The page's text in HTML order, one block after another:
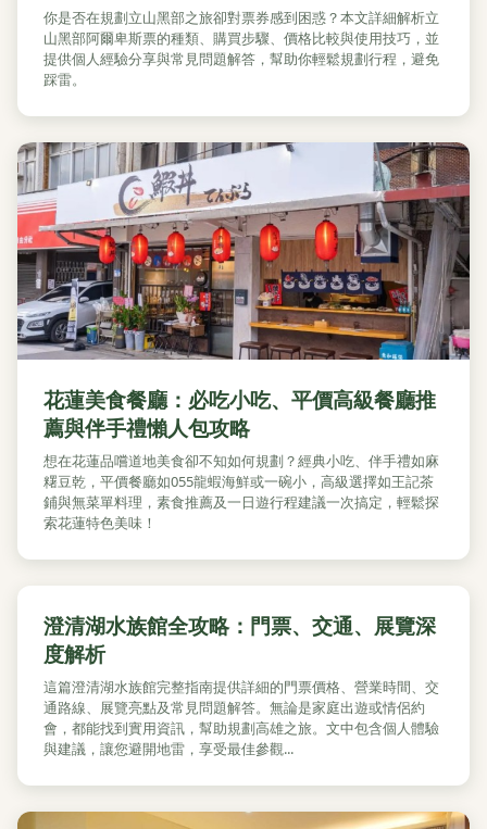
你是否在規劃立山黑部之旅卻對票券感到困惑？本文詳細解析立
山黑部阿爾卑斯票的種類、購買步驟、價格比較與使用技巧，並
提供個人經驗分享與常見問題解答，幫助你輕鬆規劃行程，避免
踩雷。
花蓮美食餐廳：必吃小吃、平價高級餐廳推
薦與伴手禮懶人包攻略
想在花蓮品嚐道地美食卻不知如何規劃？經典小吃、伴手禮如麻
糬豆乾，平價餐廳如055龍蝦海鮮或一碗小，高級選擇如王記茶
鋪與無菜單料理，素食推薦及一日遊行程建議一次搞定，輕鬆探
索花蓮特色美味！
澄清湖水族館全攻略：門票、交通、展覽深
度解析
這篇澄清湖水族館完整指南提供詳細的門票價格、營業時間、交
通路線、展覽亮點及常見問題解答。無論是家庭出遊或情侶約
會，都能找到實用資訊，幫助規劃高雄之旅。文中包含個人體驗
與建議，讓您避開地雷，享受最佳參觀...